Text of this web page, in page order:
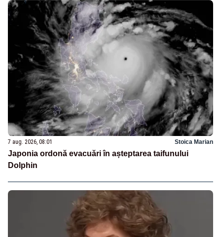
7 aug. 2026, 08:01 Stoica Marian
Japonia ordonă evacuări în așteptarea taifunului
Dolphin